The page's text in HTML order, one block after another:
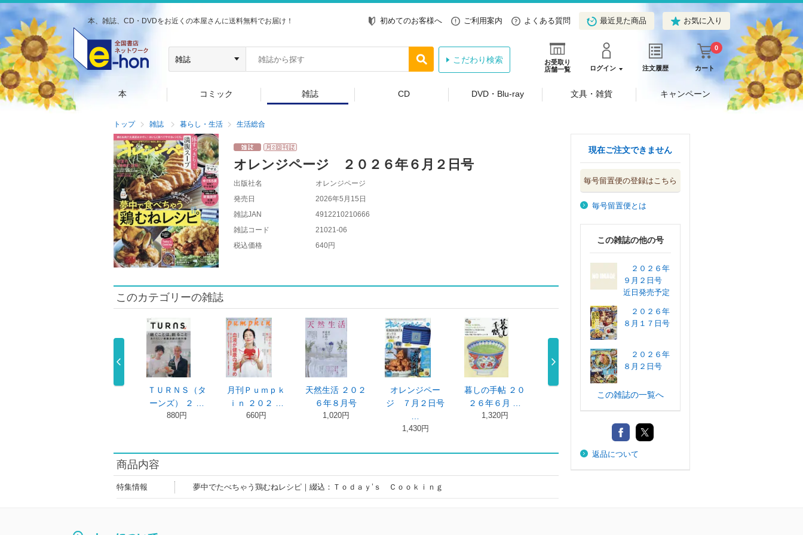
本、雑誌、CD・DVDをお近くの本屋さんに送料無料でお届け！ 初めてのお客様へ ご利用案内 よくある質問 最近見た商品 お気に入り
お受取り
店舗一覧
ログイン 注文履歴 カート
0
こだわり検索
本 コミック 雑誌 CD DVD・Blu-ray 文具・雑貨 キャンペーン
トップ 雑誌 暮らし・生活 生活総合
オレンジページ ２０２６年６月２日号
出版社名
オレンジページ
発売日
2026年5月15日
雑誌JAN
4912210210666
雑誌コード
21021-06
税込価格
640円
このカテゴリーの雑誌
ＥＳＳＥ（エッ
ＴＵＲＮＳ（タ
ーンズ） ２ …
880円
月刊Ｐｕｍｐｋ
ｉｎ ２０２ …
660円
天然生活 ２０２
６年８月号
1,020円
オレンジペー
ジ ７月２日号
1,430円
暮しの手帖 ２０
２６年６月 …
1,320円
サンキュ！ ２０
サンキュ！ミニ
商品内容
特集情報 夢中でたべちゃう鶏むねレシピ｜綴込：Ｔｏｄａｙ’ｓ Ｃｏｏｋｉｎｇ
現在ご注文できません
毎号留置便の登録はこちら
毎号留置便とは
この雑誌の他の号
２０２６年
９月２日号
近日発売予定
２０２６年
８月１７日号
２０２６年
８月２日号
この雑誌の一覧へ
返品について